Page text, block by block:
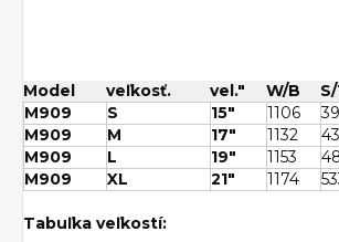
Model veľkosť. vel." W/B
M909
S 15" 1106
M909
M 17" 1132
M909
L 19" 1153
M909
XL 21" 1174
Tabuľka veľkostí: